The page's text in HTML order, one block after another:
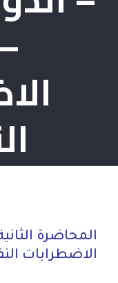
المحاضرة
الاضطرابات